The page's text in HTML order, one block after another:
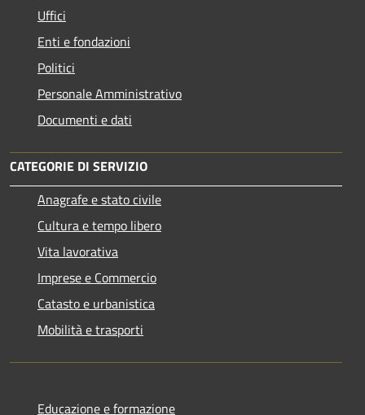
Uffici
Enti e fondazioni
Politici
Personale Amministrativo
Documenti e dati
CATEGORIE DI SERVIZIO
Anagrafe e stato civile
Cultura e tempo libero
Vita lavorativa
Imprese e Commercio
Catasto e urbanistica
Mobilità e trasporti
Educazione e formazione